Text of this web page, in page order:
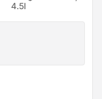
4.5l